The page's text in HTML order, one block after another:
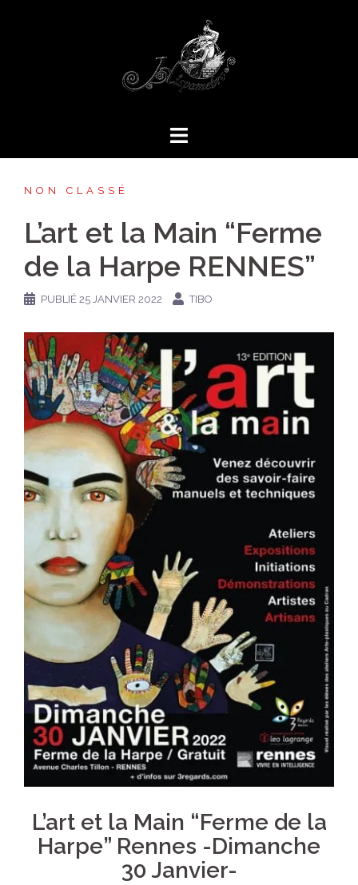
NON CLASSÉ
L’art et la Main “Ferme
de la Harpe RENNES”
PUBLIÉ 25 JANVIER 2022 TIBO
L’art et la Main “Ferme de la
Harpe” Rennes -Dimanche
30 Janvier-